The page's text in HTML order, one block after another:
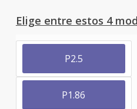
Elige entre estos 4
P2.5
P1.86